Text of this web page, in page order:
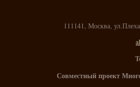
111141, Москва,
Совместный проект